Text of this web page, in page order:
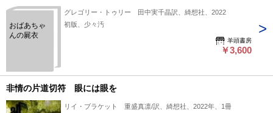
おばあちゃ
んの屍衣
グレゴリー・トゥリー 田中実千晶訳、綺想社、2022
初版、少々汚
羊頭書房
￥3,600
非情の片道切符 眼には眼を
リイ・ブラケット 重盛真凛/訳、綺想社、2022年、1冊